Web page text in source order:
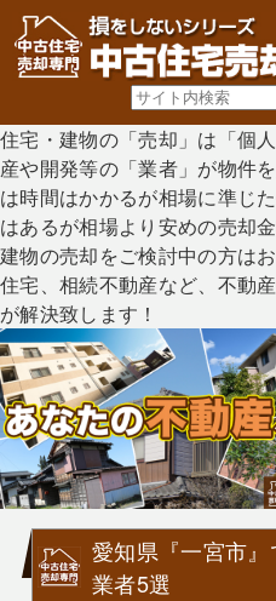
住宅・建物の「売却」は「個
産や開発等の「業者」が物件
は時間はかかるが相場に準じ
はあるが相場より安めの売却
建物の売却をご検討中の方は
住宅、相続不動産など、不動
が解決致します！
愛知県『一宮市
業者5選